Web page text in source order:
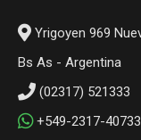
Yrigoyen 969
Bs As - Argentina
(02317) 521333
+549-2317-